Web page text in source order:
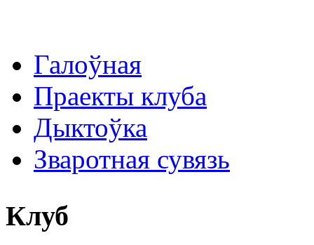
Галоўная
Праекты клуба
Дыктоўка
Зваротная сувязь
Клуб